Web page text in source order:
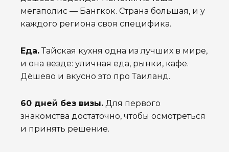
мегаполис — Бангкок. Страна большая, и у
каждого региона своя специфика.
Еда.Тайская кухня одна из лучших в мире,
и она везде: уличная еда, рынки, кафе.
Дёшево и вкусно это про Таиланд.
60 дней без визы. Для первого
знакомства достаточно, чтобы осмотреться
и принять решение.